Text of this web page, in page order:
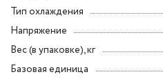
Тип охлаждения
Напряжение
Вес (в упаковке), кг
Базовая единица